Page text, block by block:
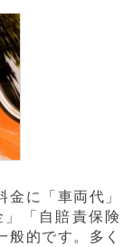
に「車両代」
「自賠責保険
的です。多く